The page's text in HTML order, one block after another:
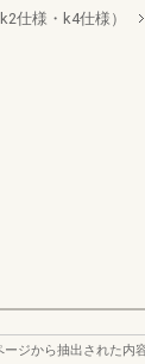
仕様・k4仕様）
ージから抽出された内